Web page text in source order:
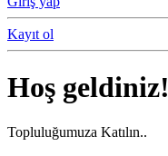
Kayıt ol
Hoş geldiniz!
Topluluğumuza Katılın..